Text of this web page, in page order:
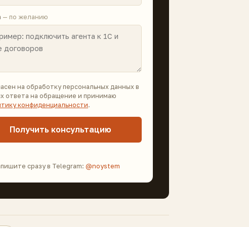
— по желанию
на обработку персональных данных в
ответа на обращение и принимаю
конфиденциальности.
Получить консультацию
сразу в Telegram: @noystem